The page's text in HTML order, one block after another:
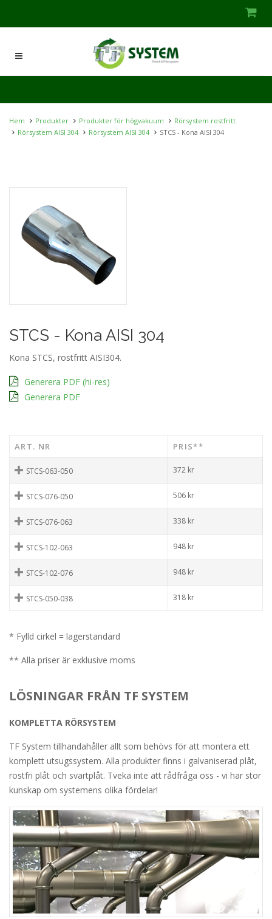
Hem Produkter Produkter för högvakuum
Rörsystem rostfritt
Rörsystem AISI 304
Rörsystem AISI 304 STCS - Kona AISI 304
STCS - Kona AISI 304
Kona STCS, rostfritt AISI304.
Generera PDF (hi-res)
Generera PDF
ART. NR PRIS**
STCS-063-050 372 kr
STCS-076-050 506 kr
STCS-076-063 338 kr
STCS-102-063 948 kr
STCS-102-076 948 kr
STCS-050-038 318 kr
* Fylld cirkel = lagerstandard
** Alla priser är exklusive moms
LÖSNINGAR FRÅN TF SYSTEM
KOMPLETTA RÖRSYSTEM
TF System tillhandahåller allt som behövs för att montera ett
komplett utsugssystem. Alla produkter finns i galvaniserad plåt,
rostfri plåt och svartplåt. Tveka inte att rådfråga oss - vi har stor
kunskap om systemens olika fördelar!